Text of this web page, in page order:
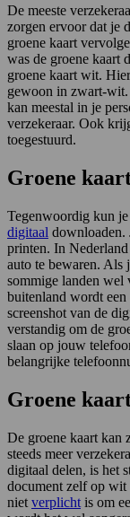
De meeste
zorgen ervoor dat je
groene kaart
was de groene kaart
groene kaart wit.
gewoon in zwart-
kan meestal in je
verzekeraar. Ook
toegestuurd.
Groene
Tegenwoordig kun
digitaal downloaden.
printen. In
auto te bewaren. Als
sommige landen wel
buitenland wordt een
screenshot van de
verstandig om de
slaan op jouw
belangrijke
Groene
De groene kaart kan
steeds meer
digitaal delen, is het
document zelf op
niet verplicht is om